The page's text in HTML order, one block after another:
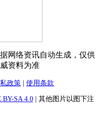
网络资讯自动生成，仅供
资料为准
政策 使用条款
BY-SA 4.0| 其他图片以图下注